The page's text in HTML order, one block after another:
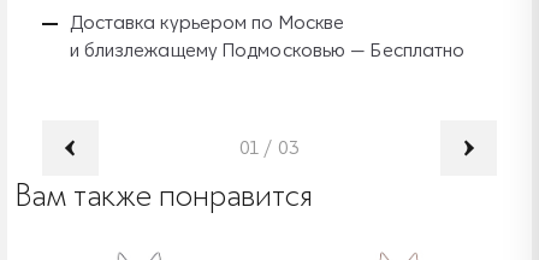
Доставка курьером по Москве
и близлежащему Подмосковью — Бесплатно
01 / 03
Вам также понравится